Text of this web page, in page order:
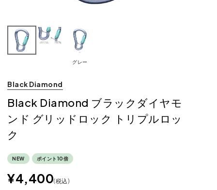
グレー
Black Diamond
Black Diamond ブラックダイヤモ
ンド グリッドロック トリプルロッ
ク
NEW ポイント10倍
¥4,400 税込